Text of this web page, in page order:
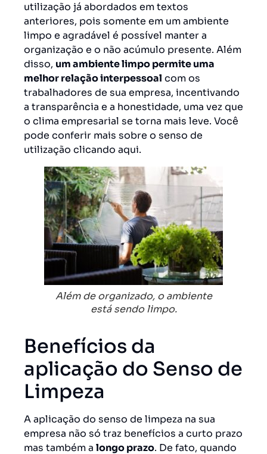
utilização já abordados em textos
anteriores, pois somente em um ambiente
limpo e agradável é possível manter a
organização e o não acúmulo presente. Além
disso, um ambiente limpo permite uma
melhor relação interpessoal com os
trabalhadores de sua empresa, incentivando
a transparência e a honestidade, uma vez que
o clima empresarial se torna mais leve. Você
pode conferir mais sobre o senso de
utilização clicando aqui.
Além de organizado, o ambiente
está sendo limpo.
Benefícios da
aplicação do Senso de
Limpeza
A aplicação do senso de limpeza na sua
empresa não só traz benefícios a curto prazo
mas também a longo prazo. De fato, quando